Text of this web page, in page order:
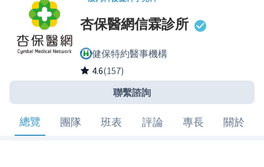
健康主題館
我是醫療人員
杏保醫網信霖診所
健保特約醫事機構
4.6(157)
聯繫諮詢
總覽 團隊 班表 評論 專長 關於